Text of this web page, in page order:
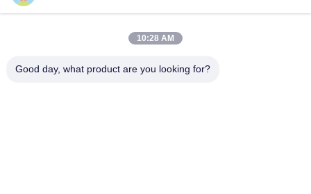
stalen structuur
De Workshop van de
staalstructuur
de bouw van de
De vervaardiging van
10:28 AM
Good day, what product are you looking for?